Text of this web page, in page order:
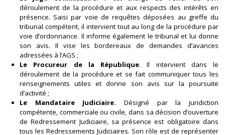
déroulement de la procédure et aux respects des intérêts en
présence. Saisi par voie de requêtes déposées au greffe du
tribunal compétent, il intervient tout au long de la procédure par
voie d’ordonnance. Il informe également le tribunal et lui donne
son avis. Il vise les bordereaux de demandes d’avances
adressées à l’AGS ;
Le Procureur de la République. Il intervient dans le
déroulement de la procédure et se fait communiquer tous les
renseignements utiles et donne son avis sur la poursuite
d’activité ;
Le Mandataire Judiciaire. Désigné par la juridiction
compétente, commerciale ou civile, dans sa décision d’ouverture
de Redressement Judiciaire, sa présence est obligatoire dans
tous les Redressements Judiciaires. Son rôle est de représenter